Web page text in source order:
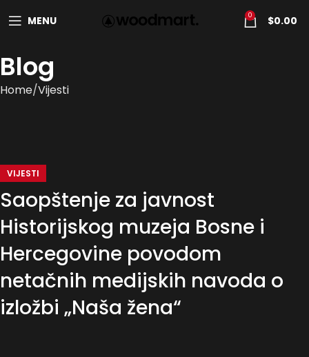
MENU 0 $0.00
Blog
Home Vijesti
VIJESTI
Saopštenje za javnost
Historijskog muzeja Bosne i
Hercegovine povodom
netačnih medijskih navoda o
izložbi „Naša žena“